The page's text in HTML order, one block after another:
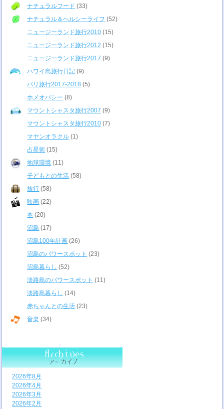
ナチュラルフード (33)
ナチュラル＆ヘルシーライフ (52)
ニュージーランド旅行2010 (15)
ニュージーランド旅行2012 (15)
ニュージーランド旅行2017 (9)
ハワイ島旅行日記 (9)
パリ旅行2017-2018 (5)
ホメオパシー (8)
マウントシャスタ旅行2007 (9)
マウントシャスタ旅行2010 (7)
マヤンオラクル (1)
占星術 (15)
地球環境 (11)
子どもとの生活 (58)
旅行 (58)
映画 (22)
本 (20)
沼島 (17)
沼島100年計画 (26)
沼島のパワースポット (23)
沼島暮らし (52)
淡路島のパワースポット (11)
淡路島暮らし (14)
赤ちゃんとの生活 (23)
音楽 (34)
2026年8月
2026年4月
2026年3月
2026年2月